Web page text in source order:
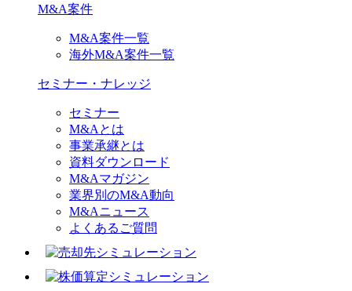
M&A案件
M&A案件一覧
海外M&A案件一覧
セミナー・ナレッジ
セミナー
M&Aとは
事業承継とは
資料ダウンロード
M&Aマガジン
業界別のM&A動向
M&Aニュース
よくあるご質問